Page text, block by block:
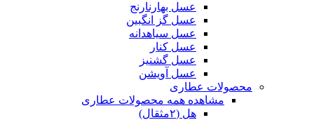
عسل بهارنارنج
عسل گز انگبین
عسل سیاهدانه
عسل کنار
عسل گشنیز
عسل آویشن
محصولات عطاری
مشاهده همه محصولات عطاری
هل (۲مثقال)